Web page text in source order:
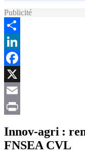
Publicité
Share
LinkedIn
Facebook
X
Email
Innov-agri :
FNSEA CVL